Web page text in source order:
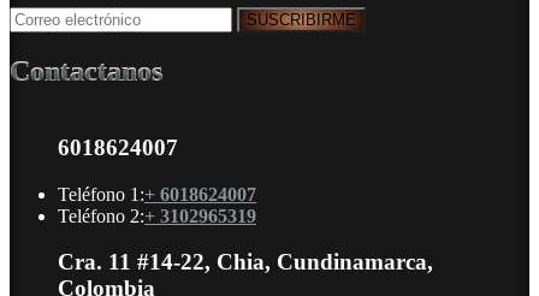
Contactanos
6018624007
Teléfono 1:+ 6018624007
Teléfono 2:+ 3102965319
Cra. 11 #14-22, Chia, Cundinamarca,
Colombia